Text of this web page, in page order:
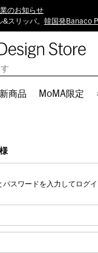
のお知らせ
スリッパ。 韓国発Banaco
新商品 MoMA限定
パスワードを入力してログイ